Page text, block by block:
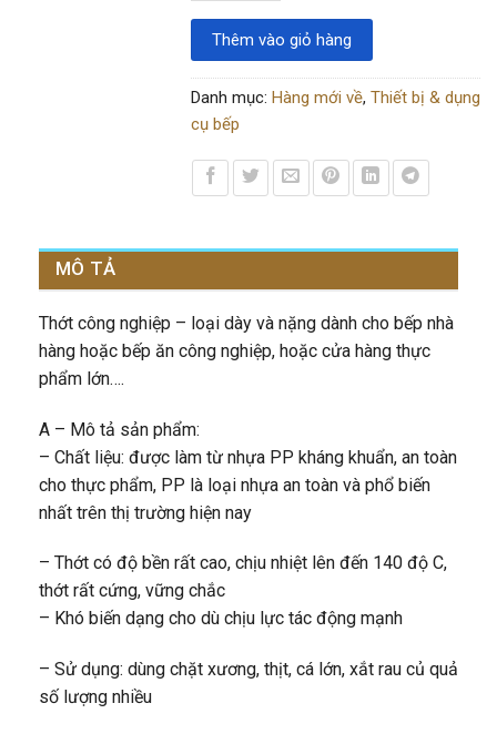
Thêm vào giỏ hàng
Danh mục: Hàng mới về, Thiết bị & dụng
cụ bếp
MÔ TẢ
Thớt công nghiệp – loại dày và nặng dành cho bếp nhà
hàng hoặc bếp ăn công nghiệp, hoặc cửa hàng thực
phẩm lớn….
A – Mô tả sản phẩm:
– Chất liệu: được làm từ nhựa PP kháng khuẩn, an toàn
cho thực phẩm, PP là loại nhựa an toàn và phổ biến
nhất trên thị trường hiện nay
– Thớt có độ bền rất cao, chịu nhiệt lên đến 140 độ C,
thớt rất cứng, vững chắc
– Khó biến dạng cho dù chịu lực tác động mạnh
– Sử dụng: dùng chặt xương, thịt, cá lớn, xắt rau củ quả
số lượng nhiều